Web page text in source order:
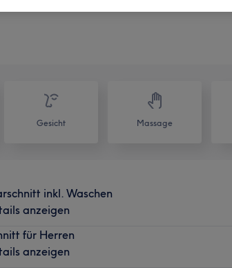
Gesicht Massage
inkl. Waschen
anzeigen
für Herren
anzeigen